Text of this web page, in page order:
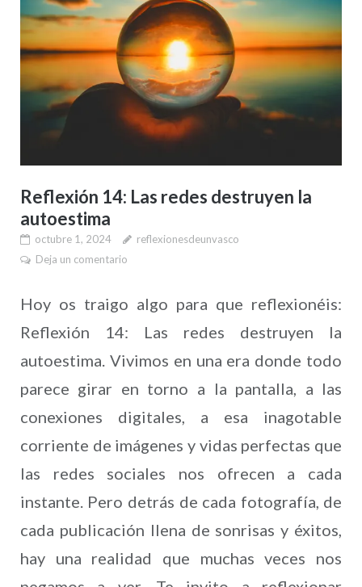
Reflexión 14: Las redes destruyen la
autoestima
octubre 1, 2024
reflexionesdeunvasco
Deja un comentario
Hoy os traigo algo para que reflexionéis:
Reflexión 14: Las redes destruyen la
autoestima. Vivimos en una era donde todo
parece girar en torno a la pantalla, a las
conexiones digitales, a esa inagotable
corriente de imágenes y vidas perfectas que
las redes sociales nos ofrecen a cada
instante. Pero detrás de cada fotografía, de
cada publicación llena de sonrisas y éxitos,
hay una realidad que muchas veces nos